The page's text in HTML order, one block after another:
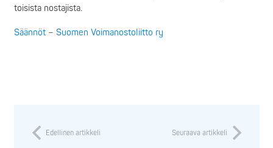
toisista nostajista.
Säännöt – Suomen Voimanostoliitto ry
Edellinen artikkeli Seuraava artikkeli